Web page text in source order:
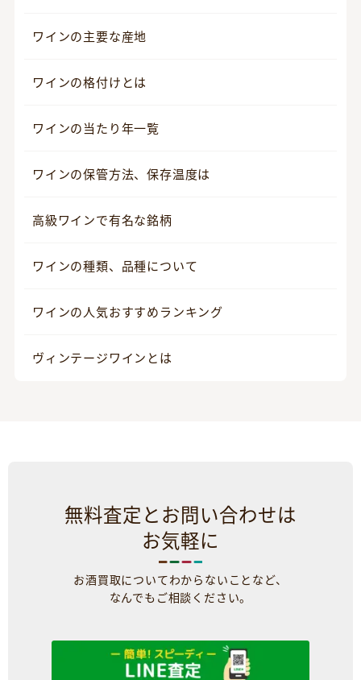
ワインの主要な産地
ワインの格付けとは
ワインの当たり年一覧
ワインの保管方法、保存温度は
高級ワインで有名な銘柄
ワインの種類、品種について
ワインの人気おすすめランキング
ヴィンテージワインとは
無料査定とお問い合わせは
お気軽に
お酒買取についてわからないことなど、
なんでもご相談ください。